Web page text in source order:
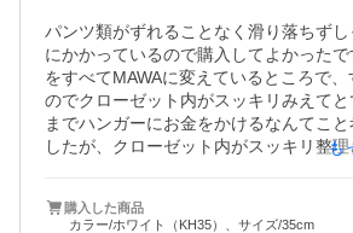
パンツ類がずれることなく滑り落ちず
にかかっているので購入してよかった
をすべてMAWAに変えているところで
のでクローゼット内がスッキリみえて
までハンガーにお金をかけるなんてこ
したが、クローゼット内がスッキリ整理
す。
も
購入した商品
カラー/ホワイト（KH35）、サイズ/35cm